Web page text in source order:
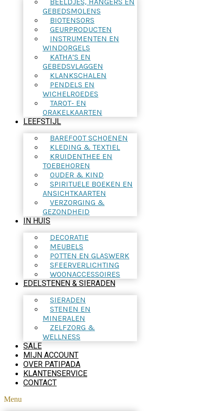
GEBEDSMOLENS
BIOTENSORS
GEURPRODUCTEN
INSTRUMENTEN EN
WINDORGELS
KATHA’S EN
GEBEDSVLAGGEN
KLANKSCHALEN
PENDELS EN
WICHELROEDES
TAROT- EN
ORAKELKAARTEN
LEEFSTIJL
BAREFOOT SCHOENEN
KLEDING & TEXTIEL
KRUIDENTHEE EN
TOEBEHOREN
OUDER & KIND
SPIRITUELE BOEKEN EN
ANSICHTKAARTEN
VERZORGING &
GEZONDHEID
IN HUIS
DECORATIE
MEUBELS
POTTEN EN GLASWERK
SFEERVERLICHTING
WOONACCESSOIRES
EDELSTENEN & SIERADEN
SIERADEN
STENEN EN
MINERALEN
ZELFZORG &
WELLNESS
SALE
MIJN ACCOUNT
OVER PATIPADA
KLANTENSERVICE
CONTACT
Menu